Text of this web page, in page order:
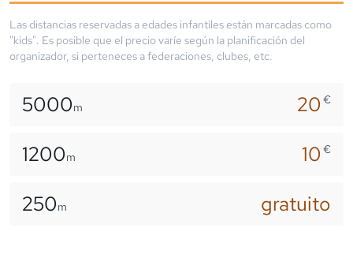
Las distancias reservadas a edades infantiles están marcadas como
"kids". Es posible que el precio varíe según la planificación del
organizador, si perteneces a federaciones, clubes, etc.
5000m 20€
1200m 10€
250m gratuito